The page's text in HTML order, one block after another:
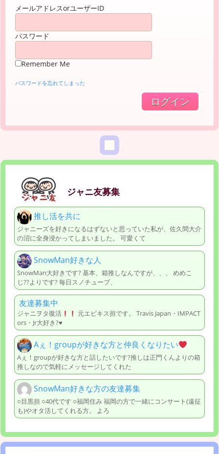
メールアドレスorユーザーID
パスワード
Remember Me
パスワードを忘れてしまった
ジャニ友募集
推し活を共に
ジャニーズを好きになるはずないと思っていた私が、佐久間大介
の沼に全身浸かってしまいました。 可愛くて
SnowMan好きな人
SnowMan大好きです? 基本、箱推しなんですが、、、 めめこ
じ??よりです? 毎日スノチューブ、
友達募集中
ジャニヲタ復活
元エビキス担です。 Travis Japan・IMPACT
ors・Jr大好き?♥
Aぇ！groupが好きな方と仲良くなりたい
Aぇ！groupが好きな方と話したいです?推しは正門くんよりの箱
推しなので気軽にメッセージしてくれた
SnowMan好きな方の友達募集
○目黒担 ○40代です ○福岡住み 福岡の方で一緒にコンサート(遠征
も)やオタ活してくれる方。 よろ